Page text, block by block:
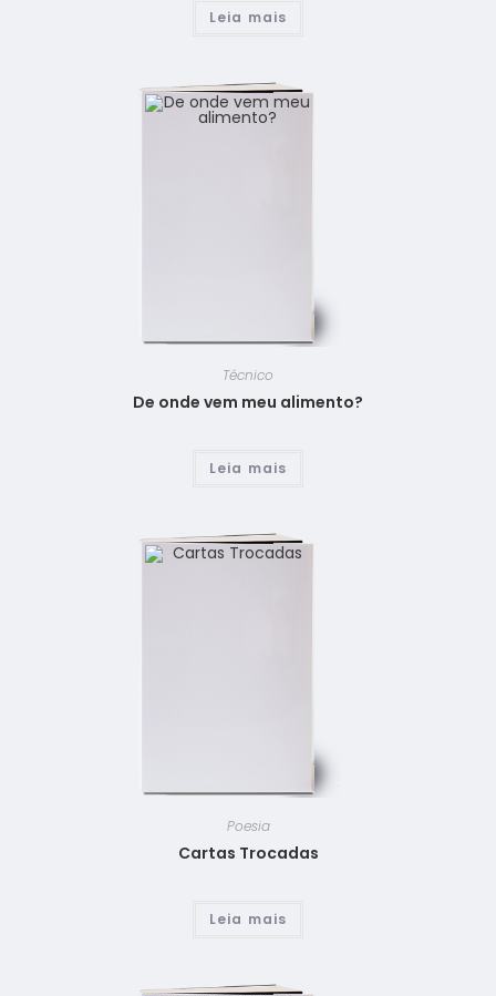
Leia mais
Técnico
De onde vem meu alimento?
Leia mais
Poesia
Cartas Trocadas
Leia mais